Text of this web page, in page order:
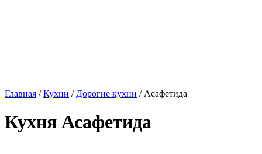
Главная /Кухни / Дорогие кухни / Асафетида
Кухня Асафетида